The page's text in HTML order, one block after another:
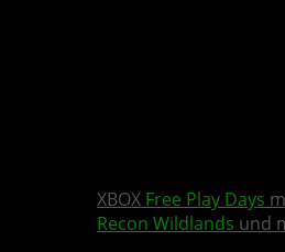
XBOX Free Play Days
Recon Wildlands und